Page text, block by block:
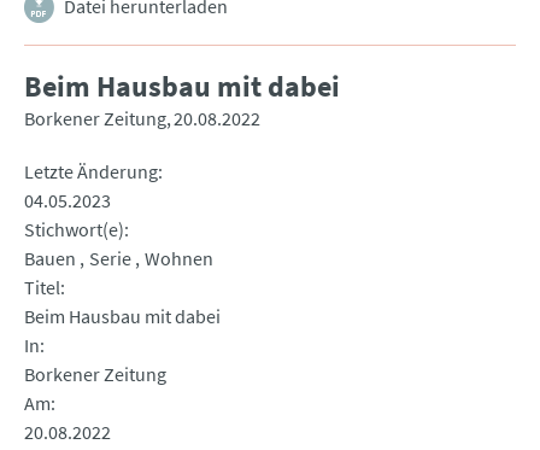
Datei herunterladen
Beim Hausbau mit dabei
Borkener Zeitung 20.08.2022
Letzte Änderung
04.05.2023
Stichwort(e)
Bauen
Serie Wohnen
Titel
Beim Hausbau mit dabei
In
Borkener Zeitung
Am
20.08.2022